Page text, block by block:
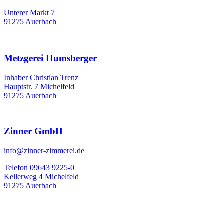
Unterer Markt 7
91275 Auerbach
Metzgerei Humsberger
Inhaber Christian Trenz
Hauptstr. 7 Michelfeld
91275 Auerbach
Zinner GmbH
info@zinner-zimmerei.de
Telefon 09643 9225-0
Kellerweg 4 Michelfeld
91275 Auerbach